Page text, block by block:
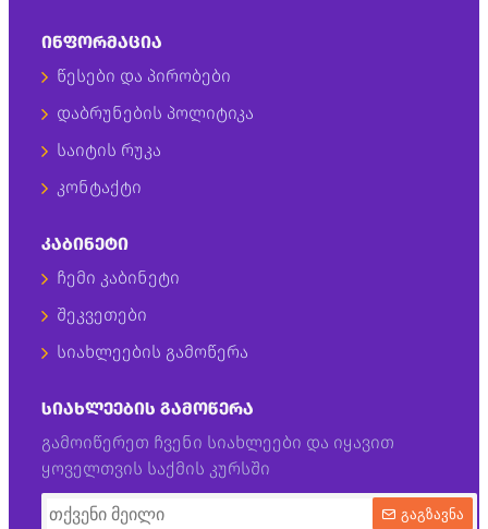
ᲘᲜᲤᲝᲠᲛᲐᲪᲘᲐ
წესები და პირობები
დაბრუნების პოლიტიკა
საიტის რუკა
კონტაქტი
ᲙᲐᲑᲘᲜᲔᲢᲘ
ჩემი კაბინეტი
შეკვეთები
სიახლეების გამოწერა
ᲡᲘᲐᲮᲚᲔᲔᲑᲘᲡ ᲒᲐᲛᲝᲬᲔᲠᲐ
გამოიწერეთ ჩვენი სიახლეები და იყავით
ყოველთვის საქმის კურსში
გაგზავნა